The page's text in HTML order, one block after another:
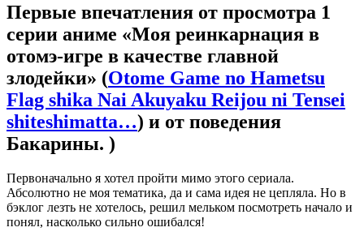
Первые впечатления от просмотра 1
серии аниме «Моя реинкарнация в
отомэ-игре в качестве главной
злодейки» (Otome Game no Hametsu
Flag shika Nai Akuyaku Reijou ni Tensei
shiteshimatta…) и от поведения
Бакарины. )
Первоначально я хотел пройти мимо этого сериала.
Абсолютно не моя тематика, да и сама идея не цепляла. Но в
бэклог лезть не хотелось, решил мельком посмотреть начало и
понял, насколько сильно ошибался!